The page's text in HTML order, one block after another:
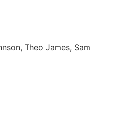
Theo James, Sam